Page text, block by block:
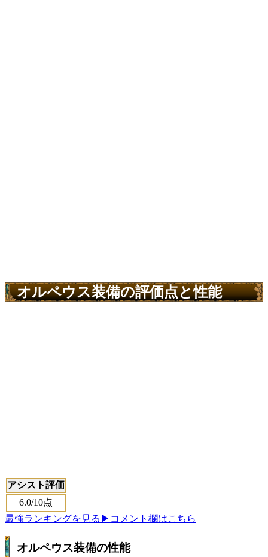
オルペウス装備の評価点と性能
アシスト評価
6.0/10点
最強ランキングを見る ▶コメント欄はこちら
オルペウス装備の性能